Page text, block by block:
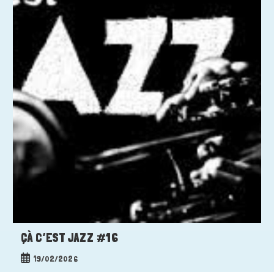
ÇÀ C’EST JAZZ #16
Publication
19/02/2026